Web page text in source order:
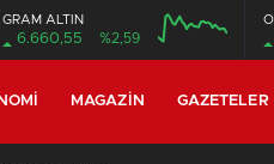
GRAM ALTIN
6.660,55 %2,59
MAGAZIN GAZETELER